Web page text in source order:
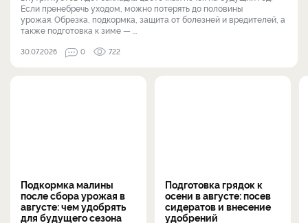
Если пренебречь уходом, можно потерять до половины
урожая. Обрезка, подкормка, защита от болезней и вредителей, а
также подготовка к зиме — ...
30.07.2026 0 722
Подкормка малины
после сбора урожая в
августе: чем удобрять
для будущего сезона
Подготовка грядок к
осени в августе: посев
сидератов и внесение
удобрений